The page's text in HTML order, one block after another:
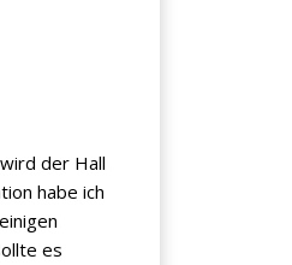
der Hall
habe ich
es